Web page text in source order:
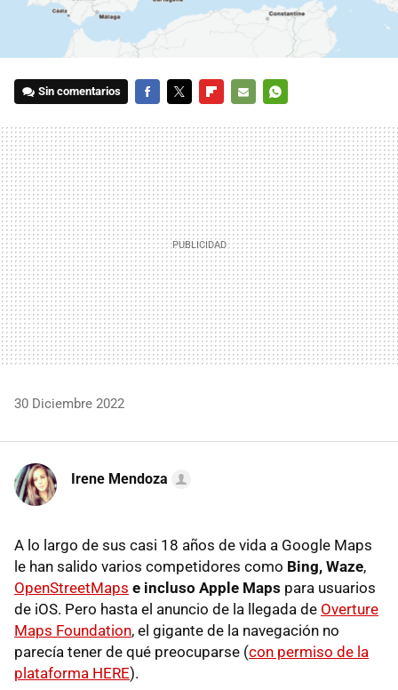
Sin comentarios
MAIL
30 Diciembre 2022
Irene Mendoza
A lo largo de sus casi 18 años de vida a Google Maps
le han salido varios competidores como Bing, Waze,
OpenStreetMaps e incluso Apple Maps para usuarios
de iOS. Pero hasta el anuncio de la llegada de Overture
Maps Foundation, el gigante de la navegación no
parecía tener de qué preocuparse (con permiso de la
plataforma HERE).